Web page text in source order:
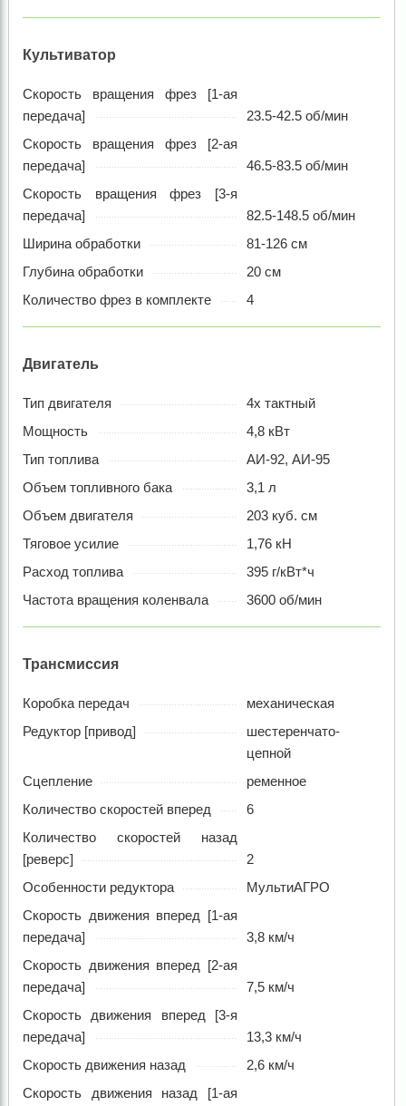
Культиватор
Скорость вращения фрез [1-ая
передача]
23.5-42.5 об/мин
Скорость вращения фрез [2-ая
передача]
46.5-83.5 об/мин
Скорость вращения фрез [3-я
передача]
82.5-148.5 об/мин
Ширина обработки
81-126 см
Глубина обработки
20 см
Количество фрез в комплекте
4
Двигатель
Тип двигателя
4х тактный
Мощность
4,8 кВт
Тип топлива
АИ-92, АИ-95
Объем топливного бака
3,1 л
Объем двигателя
203 куб. см
Тяговое усилие
1,76 кН
Расход топлива
395 г/кВт*ч
Частота вращения коленвала
3600 об/мин
Трансмиссия
Коробка передач
механическая
Редуктор [привод]
шестеренчато-
цепной
Сцепление
ременное
Количество скоростей вперед
6
Количество скоростей назад
[реверс]
2
Особенности редуктора
МультиАГРО
Скорость движения вперед [1-ая
передача]
3,8 км/ч
Скорость движения вперед [2-ая
передача]
7,5 км/ч
Скорость движения вперед [3-я
передача]
13,3 км/ч
Скорость движения назад
2,6 км/ч
Скорость движения назад [1-ая